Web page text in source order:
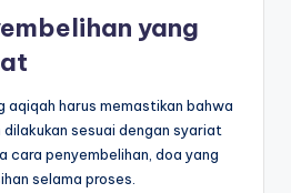
yang
aqiqah harus memastikan bahwa
sesuai dengan syariat
cara penyembelihan, doa yang
selama proses.